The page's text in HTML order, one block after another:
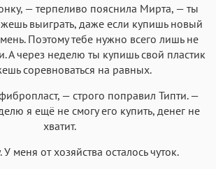
— терпеливо пояснила Мирта, — ты
выиграть, даже если купишь новый
Поэтому тебе нужно всего лишь не
А через неделю ты купишь свой пластик
соревноваться на равных.
— строго поправил Типти. —
я ещё не смогу его купить, денег не
хватит.
меня от хозяйства осталось чуток.